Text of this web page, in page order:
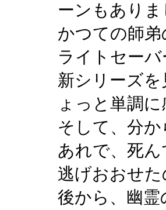
ーンもありま
かつての師
ライトセー
新シリーズ
ょっと単調
そして、分
あれで、死
逃げおおせた
後から、幽